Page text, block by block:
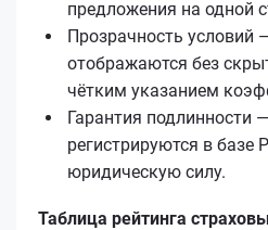
предложения на одной
Прозрачность условий
отображаются без
чётким указанием
Гарантия подлинности
регистрируются в
юридическую силу.
Таблица рейтинга